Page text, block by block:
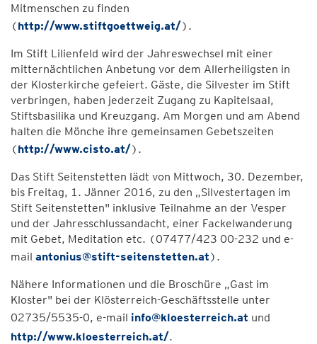
Mitmenschen zu finden
(http://www.stiftgoettweig.at/).
Im Stift Lilienfeld wird der Jahreswechsel mit einer
mitternächtlichen Anbetung vor dem Allerheiligsten in
der Klosterkirche gefeiert. Gäste, die Silvester im Stift
verbringen, haben jederzeit Zugang zu Kapitelsaal,
Stiftsbasilika und Kreuzgang. Am Morgen und am Abend
halten die Mönche ihre gemeinsamen Gebetszeiten
(http://www.cisto.at/).
Das Stift Seitenstetten lädt von Mittwoch, 30. Dezember,
bis Freitag, 1. Jänner 2016, zu den „Silvestertagen im
Stift Seitenstetten" inklusive Teilnahme an der Vesper
und der Jahresschlussandacht, einer Fackelwanderung
mit Gebet, Meditation etc. (07477/423 00-232 und e-
mail antonius@stift-seitenstetten.at).
Nähere Informationen und die Broschüre „Gast im
Kloster" bei der Klösterreich-Geschäftsstelle unter
02735/5535-0, e-mail info@kloesterreich.at und
http://www.kloesterreich.at/.